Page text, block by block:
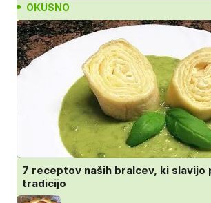
OKUSNO
7 receptov naših bralcev, ki slavijo
tradicijo